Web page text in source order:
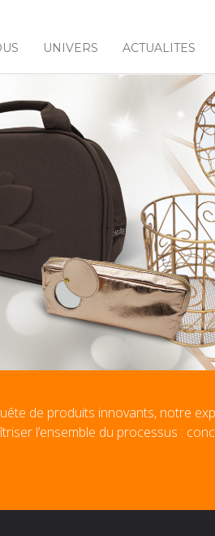
UNIVERS ACTUALITES
de produits innovants, notre
l’ensemble du processus :